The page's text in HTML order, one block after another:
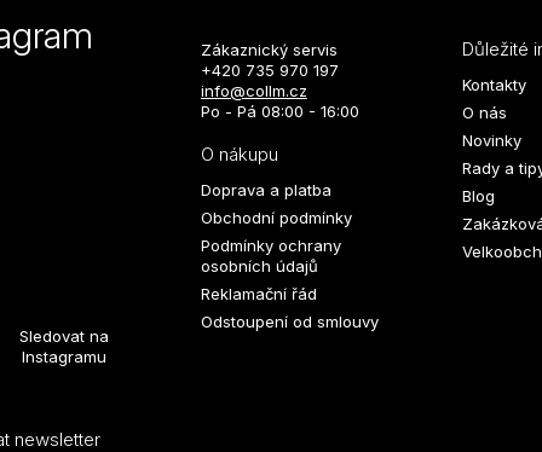
Sledovat na
Instagramu
Zákaznický servis
+420 735 970 197
info@collm.cz
Po - Pá 08:00 - 16:00
O nákupu
Doprava a platba
Obchodní podmínky
Podmínky ochrany
osobních údajů
Reklamační řád
Odstoupení od smlouvy
Důležité
Kontakty
O nás
Novinky
Rady a
Blog
newsletter